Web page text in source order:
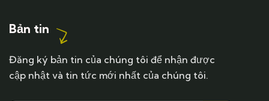
Bản tin
Đăng ký bản tin của chúng tôi để nhận được
cập nhật và tin tức mới nhất của chúng tôi.